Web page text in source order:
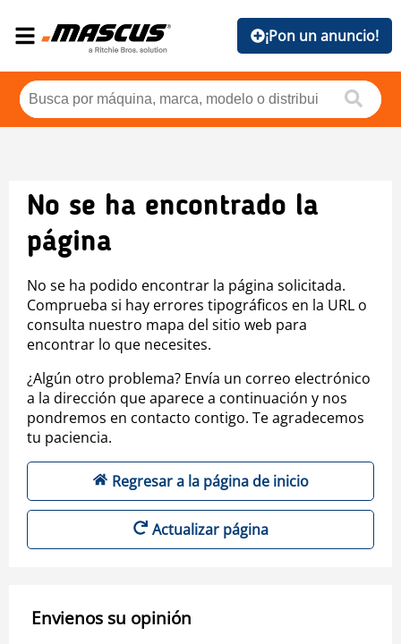
¡Pon un anuncio!
No se ha encontrado la
página
No se ha podido encontrar la página solicitada.
Comprueba si hay errores tipográficos en la URL o
consulta nuestro mapa del sitio web para
encontrar lo que necesites.
¿Algún otro problema? Envía un correo electrónico
a la dirección que aparece a continuación y nos
pondremos en contacto contigo. Te agradecemos
tu paciencia.
Regresar a la página de inicio
Actualizar página
Envienos su opinión